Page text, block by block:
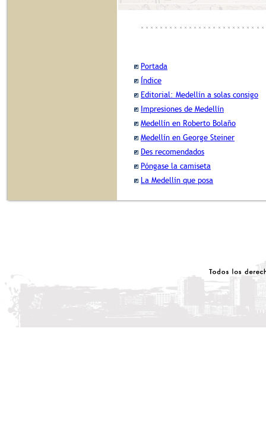
Portada
Índice
Editorial: Medellín a solas consigo
Impresiones de Medellín
Medellín en Roberto Bolaño
Medellín en George Steiner
Des recomendados
Póngase la camiseta
La Medellín que posa